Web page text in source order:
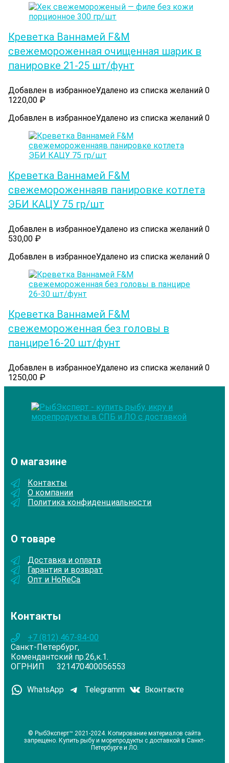
Креветка Ваннамей F&M
свежемороженная очищенная шарик в
панировке 21-25 шт/фунт
Добавлен в избранноеУдалено из списка желаний 0
1220,00 ₽
Добавлен в избранноеУдалено из списка желаний 0
Креветка Ваннамей F&M
свежемороженнаяв панировке котлета
ЭБИ КАЦУ 75 гр/шт
Добавлен в избранноеУдалено из списка желаний 0
530,00 ₽
Добавлен в избранноеУдалено из списка желаний 0
Креветка Ваннамей F&M
свежемороженная без головы в
панцире16-20 шт/фунт
Добавлен в избранноеУдалено из списка желаний 0
1250,00 ₽
О магазине
Контакты
О компании
Политика конфиденциальности
О товаре
Доставка и оплата
Гарантия и возврат
Опт и HoReCa
Контакты
+7 (812) 467-84-00
Санкт-Петербург,
Комендантский пр.26,к.1.
ОГРНИП 321470400056553
WhatsApp Telegramm Вконтакте
© РыбЭксперт™ 2021-2024. Копирование материалов сайта
запрещено. Купить рыбу и морепродукты с доставкой в Санкт-
Петербурге и ЛО.